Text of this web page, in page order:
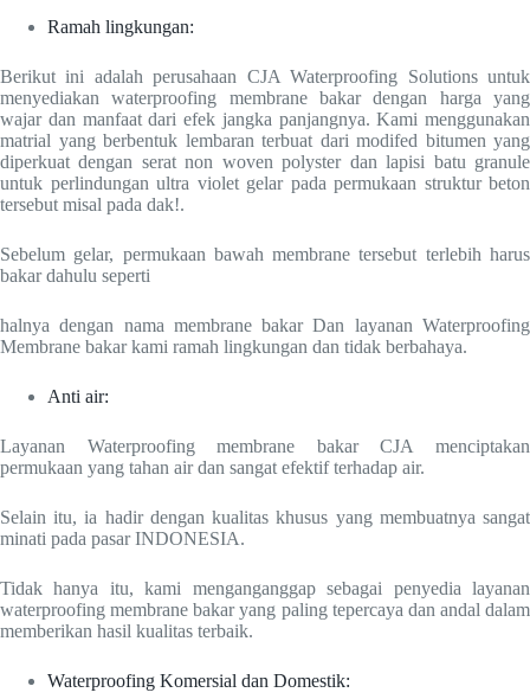
Ramah lingkungan:
Berikut ini adalah perusahaan CJA Waterproofing Solutions untuk
menyediakan waterproofing membrane bakar dengan harga yang
wajar dan manfaat dari efek jangka panjangnya. Kami menggunakan
matrial yang berbentuk lembaran terbuat dari modifed bitumen yang
diperkuat dengan serat non woven polyster dan lapisi batu granule
untuk perlindungan ultra violet gelar pada permukaan struktur beton
tersebut misal pada dak!.
Sebelum gelar, permukaan bawah membrane tersebut terlebih harus
bakar dahulu seperti
halnya dengan nama membrane bakar Dan layanan Waterproofing
Membrane bakar kami ramah lingkungan dan tidak berbahaya.
Anti air:
Layanan Waterproofing membrane bakar CJA menciptakan
permukaan yang tahan air dan sangat efektif terhadap air.
Selain itu, ia hadir dengan kualitas khusus yang membuatnya sangat
minati pada pasar INDONESIA.
Tidak hanya itu, kami menganganggap sebagai penyedia layanan
waterproofing membrane bakar yang paling tepercaya dan andal dalam
memberikan hasil kualitas terbaik.
Waterproofing Komersial dan Domestik: